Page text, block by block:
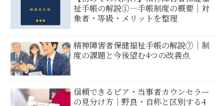
祉手帳の解説①―手帳制度の概要｜対
象者・等級・メリットを整理
精神障害者保健福祉手帳の解説⑦｜制
度の課題と今後望む4つの改善点
信頼できるピア・当事者カウンセラー
の見分け方｜野良・自称と区別する4